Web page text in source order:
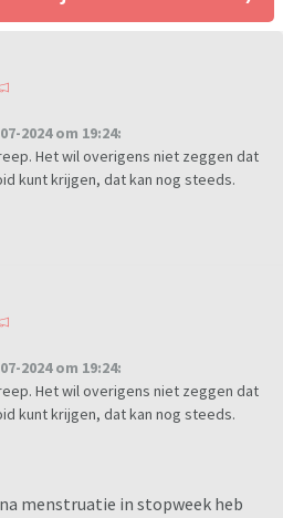
2024 om 19:24:
Het wil overigens niet zeggen dat
kunt krijgen, dat kan nog steeds.
2024 om 19:24:
Het wil overigens niet zeggen dat
kunt krijgen, dat kan nog steeds.
menstruatie in stopweek heb